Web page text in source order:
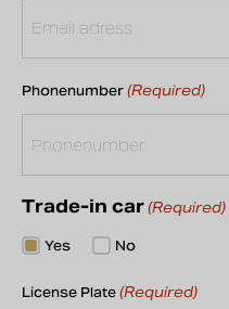
Phonenumber (Required)
Trade-in car(Required)
Yes No
License Plate (Required)